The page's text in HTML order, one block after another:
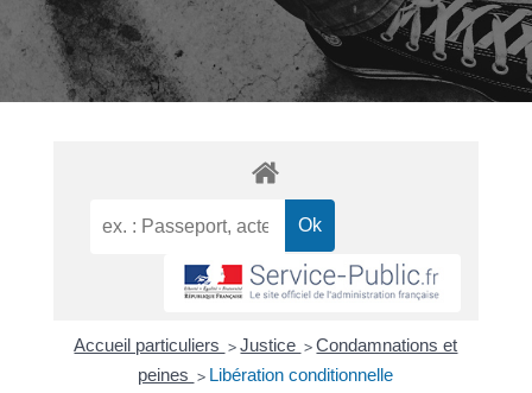
Accueil particuliers > Justice > Condamnations et
peines > Libération conditionnelle